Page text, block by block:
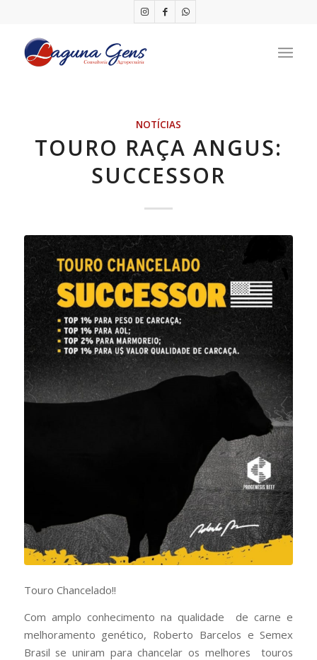
NOTÍCIAS
TOURO RAÇA ANGUS:
SUCCESSOR
Touro Chancelado!!
Com amplo conhecimento na qualidade de carne e
melhoramento genético, Roberto Barcelos e Semex
Brasil se uniram para chancelar os melhores touros